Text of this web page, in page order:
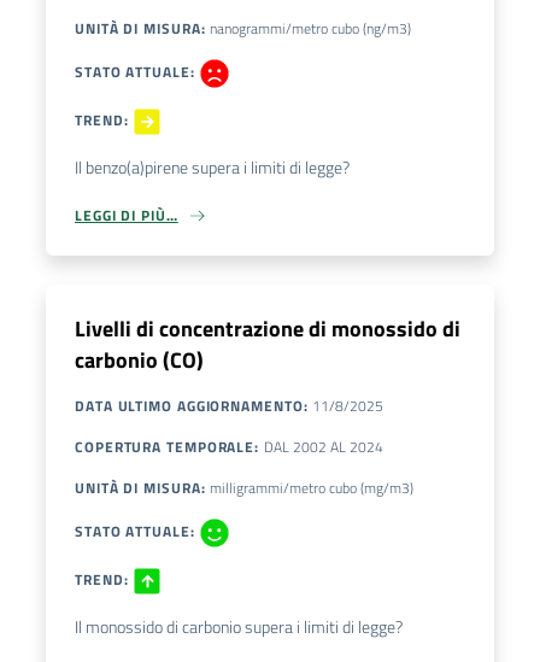
UNITÀ DI MISURA: nanogrammi/metro cubo (ng/m3)
STATO ATTUALE:
TREND:
Il benzo(a)pirene supera i limiti di legge?
LEGGI DI PIÙ…
Livelli di concentrazione di monossido di
carbonio (CO)
DATA ULTIMO AGGIORNAMENTO: 11/8/2025
COPERTURA TEMPORALE: DAL 2002 AL 2024
UNITÀ DI MISURA: milligrammi/metro cubo (mg/m3)
STATO ATTUALE:
TREND:
Il monossido di carbonio supera i limiti di legge?